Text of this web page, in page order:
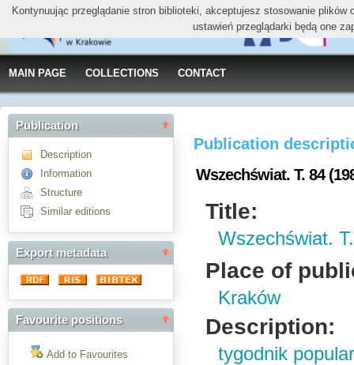
MAIN PAGE COLLECTIONS CONTACT
Publication
Description
Information
Structure
Similar editions
Export metadata
Favourite positions
Add to Favourites
Publication
Wszechświat. T. 84
Title:
Wszechświat.
Place of
Kraków
Description:
tygodnik
Kontynuując przeglądanie stron biblioteki, akceptujesz stosowanie
ustawień przeglądarki będą one